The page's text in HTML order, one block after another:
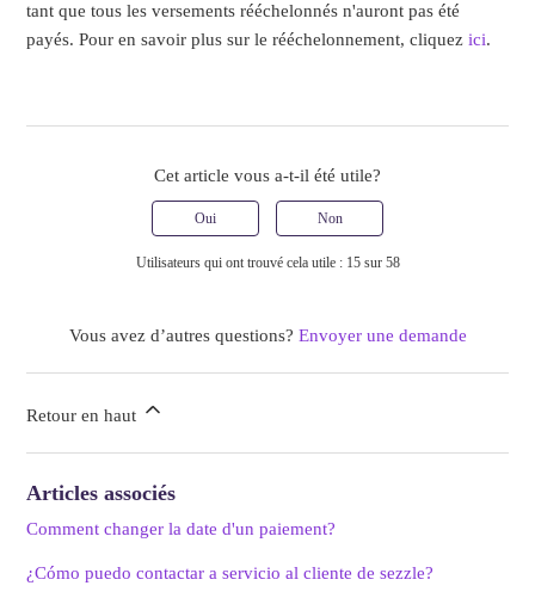
tant que tous les versements rééchelonnés n'auront pas été
payés. Pour en savoir plus sur le rééchelonnement, cliquezici.
Cet article vous a-t-il été utile?
Oui Non
Utilisateurs qui ont trouvé cela utile : 15 sur 58
Vous avez d’autres questions? Envoyer une demande
Retour en haut
Articles associés
Comment changer la date d'un paiement?
¿Cómo puedo contactar a servicio al cliente de sezzle?